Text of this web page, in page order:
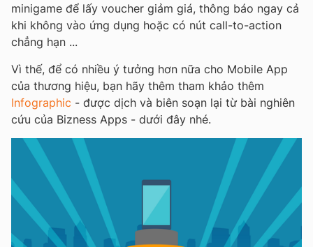
minigame để lấy voucher giảm giá, thông báo ngay cả
khi không vào ứng dụng hoặc có nút call-to-action
chẳng hạn ...
Vì thế, để có nhiều ý tưởng hơn nữa cho Mobile App
của thương hiệu, bạn hãy thêm tham khảo thêm
Infographic - được dịch và biên soạn lại từ bài nghiên
cứu của Bizness Apps - dưới đây nhé.